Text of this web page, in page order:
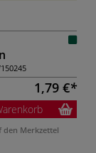
1,79 €
den Merkzettel